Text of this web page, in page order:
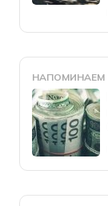
НАПОМИНАЕМ